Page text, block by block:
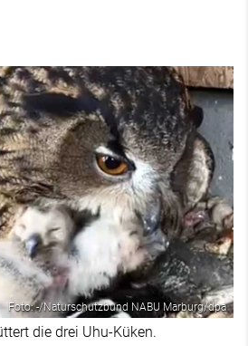
Foto: -/Naturschutzbund NABU Marburg/dpa
die drei Uhu-Küken.